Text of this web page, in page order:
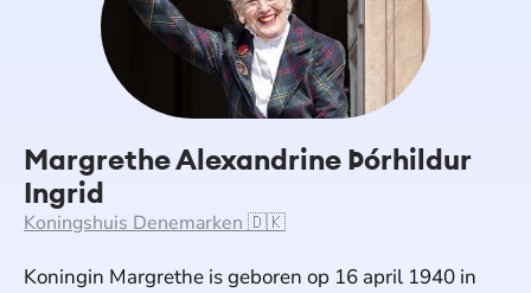
Margrethe Alexandrine Þórhildur
Ingrid
Koningshuis Denemarken 🇩🇰
Koningin Margrethe is geboren op 16 april 1940 in